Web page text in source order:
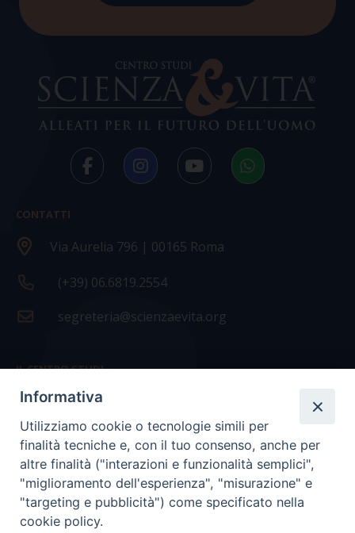
CONTATTI
Via Aurelia 796 | 00165 Roma
(+39) 06.6819.2554
segreteria@scienzaevita.org
IL CENTRO STUDI
La nostra storia
Statuto
Presidenza e ufficio presidenza
Consiglio scientifico
Coordinamento nazionale
Informativa
Utilizziamo cookie o tecnologie simili per
finalità tecniche e, con il tuo consenso, anche per
altre finalità ("interazioni e funzionalità semplici",
"miglioramento dell'esperienza", "misurazione" e
"targeting e pubblicità") come specificato nella
cookie policy.